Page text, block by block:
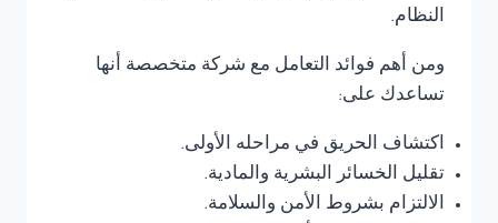
النظام.
ومن أهم فوائد التعامل مع شركة متخصصة أنها
تساعدك على:
اكتشاف الحريق في مراحله الأولى.
تقليل الخسائر البشرية والمادية.
الالتزام بشروط الأمن والسلامة.